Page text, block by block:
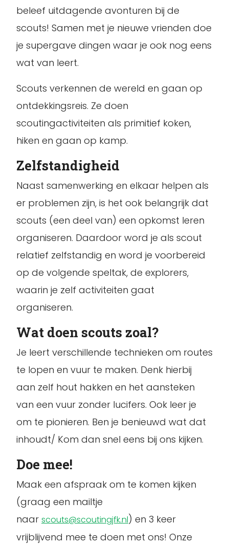
beleef uitdagende avonturen bij de
scouts! Samen met je nieuwe vrienden doe
je supergave dingen waar je ook nog eens
wat van leert.
Scouts verkennen de wereld en gaan op
ontdekkingsreis. Ze doen
scoutingactiviteiten als primitief koken,
hiken en gaan op kamp.
Zelfstandigheid
Naast samenwerking en elkaar helpen als
er problemen zijn, is het ook belangrijk dat
scouts (een deel van) een opkomst leren
organiseren. Daardoor word je als scout
relatief zelfstandig en word je voorbereid
op de volgende speltak, de explorers,
waarin je zelf activiteiten gaat
organiseren.
Wat doen scouts zoal?
Je leert verschillende technieken om routes
te lopen en vuur te maken. Denk hierbij
aan zelf hout hakken en het aansteken
van een vuur zonder lucifers. Ook leer je
om te pionieren. Ben je benieuwd wat dat
inhoudt/ Kom dan snel eens bij ons kijken.
Doe mee!
Maak een afspraak om te komen kijken
(graag een mailtje
naar scouts@scoutingjfk.nl) en 3 keer
vrijblijvend mee te doen met ons! Onze